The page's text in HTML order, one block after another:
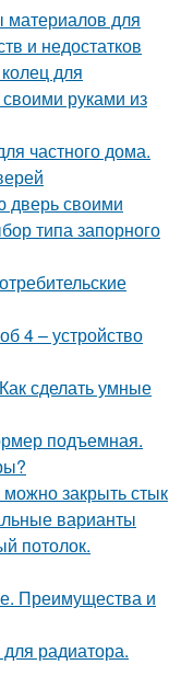
материалов для
и недостатков
для
руками из
частного дома.
дверь своими
типа запорного
4 – устройство
сделать умные
подъемная.
закрыть стык
варианты
потолок.
Преимущества и
радиатора.